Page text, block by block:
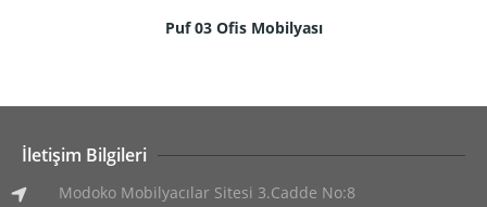
Puf 03 Ofis Mobilyası
İletişim Bilgileri
Modoko Mobilyacılar Sitesi 3.Cadde No:8